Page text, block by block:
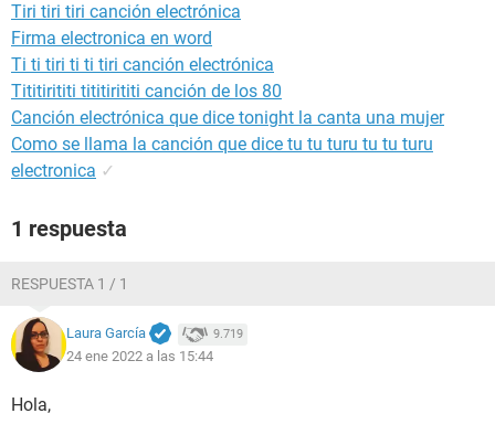
Tiri tiri tiri canción electrónica
Firma electronica en word
Ti ti tiri ti ti tiri canción electrónica
Tititirititi tititirititi canción de los 80
Canción electrónica que dice tonight la canta una mujer
Como se llama la canción que dice tu tu turu tu tu turu
electronica ✓
1 respuesta
RESPUESTA 1 / 1
Laura García 9.719
24 ene 2022 a las 15:44
Hola,